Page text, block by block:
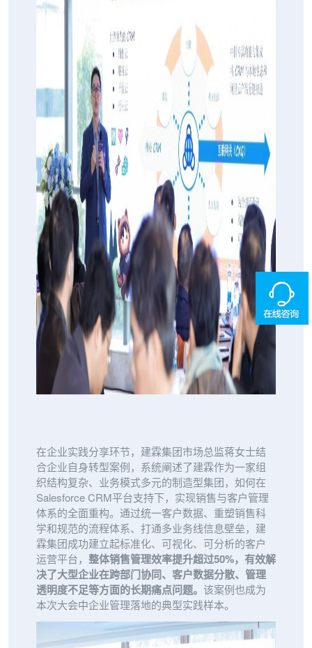
在企业实践分享环节，建霖集团市场总监蒋女士结
合企业自身转型案例，系统阐述了建霖作为一家组
织结构复杂、业务模式多元的制造型集团，如何在
Salesforce CRM平台支持下，实现销售与客户管理
体系的全面重构。通过统一客户数据、重塑销售科
学和规范的流程体系、打通多业务线信息壁垒，建
霖集团成功建立起标准化、可视化、可分析的客户
运营平台， 整体销售管理效率提升超过50%，有效解
决了大型企业在跨部门协同、客户数据分散、管理
透明度不足等方面的长期痛点问题。 该案例也成为
本次大会中企业管理落地的典型实践样本。